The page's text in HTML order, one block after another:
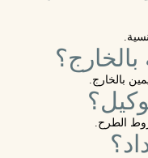
بالخارج.
الطرح.